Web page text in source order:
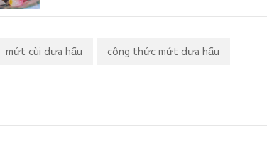
mứt cùi dưa hấu công thức mứt dưa hấu